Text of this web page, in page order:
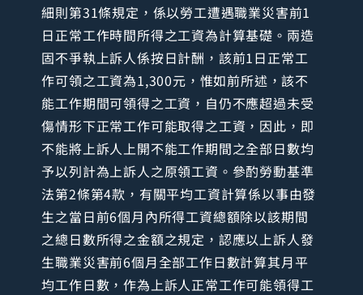
細則第31條規定，係以勞工遭遇職業災害前1
日正常工作時間所得之工資為計算基礎。兩造
固不爭執上訴人係按日計酬，該前1日正常工
作可領之工資為1,300元，惟如前所述，該不
能工作期間可領得之工資，自仍不應超過未受
傷情形下正常工作可能取得之工資，因此，即
不能將上訴人上開不能工作期間之全部日數均
予以列計為上訴人之原領工資。參酌勞動基準
法第2條第4款，有關平均工資計算係以事由發
生之當日前6個月內所得工資總額除以該期間
之總日數所得之金額之規定，認應以上訴人發
生職業災害前6個月全部工作日數計算其月平
均工作日數，作為上訴人正常工作可能領得工